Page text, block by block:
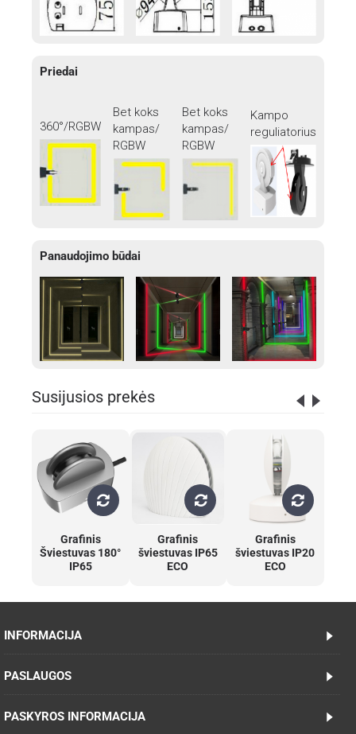
Priedai
360°/RGBW
Bet koks
kampas/
RGBW
Bet koks
kampas/
RGBW
Kampo
reguliatorius
Panaudojimo būdai
Susijusios prekės
Grafinis
Šviestuvas 180°
IP65
Grafinis
šviestuvas IP65
ECO
Grafinis
šviestuvas IP20
ECO
INFORMACIJA
PASLAUGOS
PASKYROS INFORMACIJA